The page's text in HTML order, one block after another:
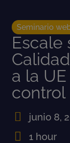
Seminario
Escale
a la
control
junio 8,
1 hour